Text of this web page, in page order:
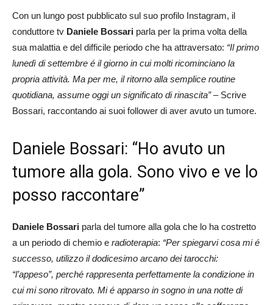
Con un lungo post pubblicato sul suo profilo Instagram, il
conduttore tv Daniele Bossari parla per la prima volta della
sua malattia e del difficile periodo che ha attraversato: “Il primo
lunedì di settembre é il giorno in cui molti ricominciano la
propria attività. Ma per me, il ritorno alla semplice routine
quotidiana, assume oggi un significato di rinascita”– Scrive
Bossari, raccontando ai suoi follower di aver avuto un tumore.
Daniele Bossari: “Ho avuto un
tumore alla gola. Sono vivo e ve lo
posso raccontare”
Daniele Bossari parla del tumore alla gola che lo ha costretto
a un periodo di chemio e radioterapia: “Per spiegarvi cosa mi é
successo, utilizzo il dodicesimo arcano dei tarocchi:
“l’appeso”, perché rappresenta perfettamente la condizione in
cui mi sono ritrovato. Mi é apparso in sogno in una notte di